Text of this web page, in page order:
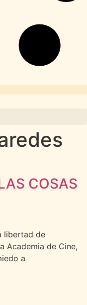
COSAS
libertad de
Academia de Cine,
a